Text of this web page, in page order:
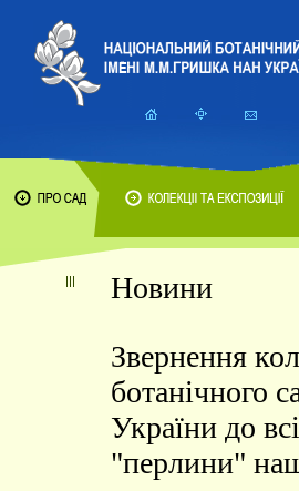
Новини
Звернення
України до
"перлини"